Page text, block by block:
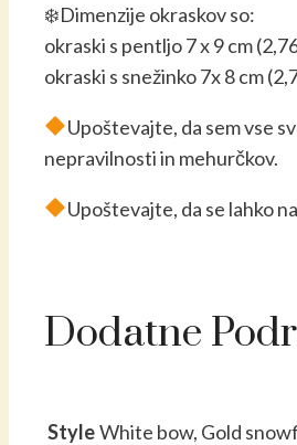
❄️Dimenzije okraskov so:
okraski s pentljo 7 x 9 cm
okraski s snežinko 7x 8 cm
Upoštevajte, da sem vse
nepravilnosti in mehurčkov.
Upoštevajte, da se lahko
Dodatne
StyleWhite bow, Gold